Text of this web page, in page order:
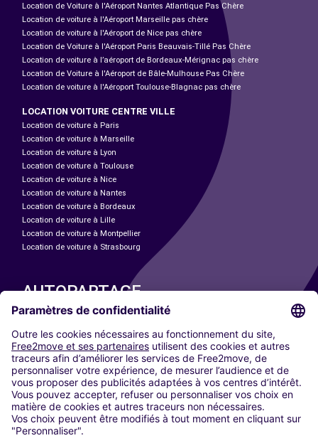
Location de Voiture à l'Aéroport Nantes Atlantique Pas Chère
Location de voiture à l'Aéroport Marseille pas chère
Location de voiture à l'Aéroport de Nice pas chère
Location de Voiture à l'Aéroport Paris Beauvais-Tillé Pas Chère
Location de voiture à l’aéroport de Bordeaux-Mérignac pas chère
Location de Voiture à l'Aéroport de Bâle-Mulhouse Pas Chère
Location de voiture à l'Aéroport Toulouse-Blagnac pas chère
LOCATION VOITURE CENTRE VILLE
Location de voiture à Paris
Location de voiture à Marseille
Location de voiture à Lyon
Location de voiture à Toulouse
Location de voiture à Nice
Location de voiture à Nantes
Location de voiture à Bordeaux
Location de voiture à Lille
Location de voiture à Montpellier
Location de voiture à Strasbourg
AUTOPARTAGE
Paris
Madrid
Washington DC
Milan
Rome
Turin
Vienne
Berlin